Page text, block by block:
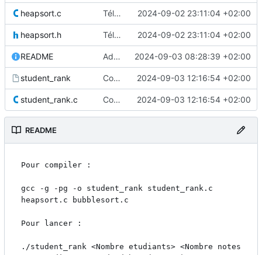
heapsort.c Téléverser les fichiers vers "/" 2024-09-02 23:11:04 +02:00
heapsort.h Téléverser les fichiers vers "/" 2024-09-02 23:11:04 +02:00
README Add readme 2024-09-03 08:28:39 +02:00
student_rank Compte rendu 2024-09-03 12:16:54 +02:00
student_rank.c Compte rendu 2024-09-03 12:16:54 +02:00
README
Pour compiler :
gcc -g -pg -o student_rank student_rank.c
heapsort.c bubblesort.c
Pour lancer :
./student_rank <Nombre etudiants> <Nombre notes